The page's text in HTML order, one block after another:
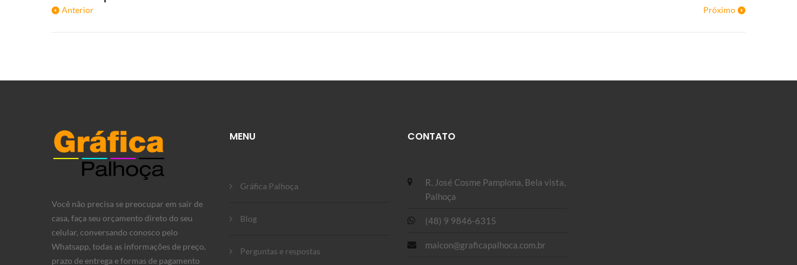
Anterior Próximo
Você não precisa se preocupar em sair de
casa, faça seu orçamento direto do seu
celular, conversando conosco pelo
Whatsapp, todas as informações de preço,
prazo de entrega e formas de pagamento
MENU
Gráfica Palhoça
Blog
Perguntas e respostas
CONTATO
R. José Cosme Pamplona, Bela vista,
Palhoça
(48) 9 9846-6315
maicon@graficapalhoca.com.br